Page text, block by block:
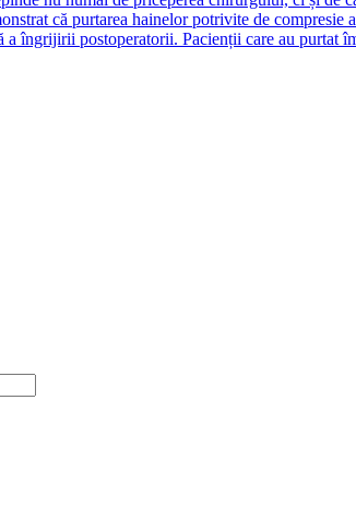
că purtarea hainelor potrivite de
a îngrijirii postoperatorii. Pacienții care au